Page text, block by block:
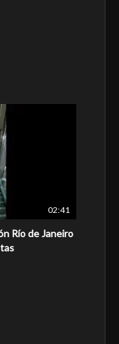
02:41
Río de Janeiro